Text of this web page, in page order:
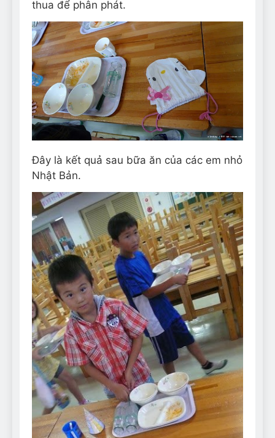
thua để phân phát.
Đây là kết quả sau bữa ăn của các em nhỏ
Nhật Bản.